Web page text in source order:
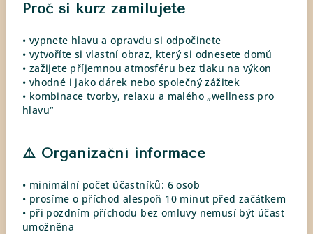
Proč si kurz zamilujete
• vypnete hlavu a opravdu si odpočinete
• vytvoříte si vlastní obraz, který si odnesete domů
• zažijete příjemnou atmosféru bez tlaku na výkon
• vhodné i jako dárek nebo společný zážitek
• kombinace tvorby, relaxu a malého „wellness pro
hlavu“
⚠️ Organizační informace
• minimální počet účastníků: 6 osob
• prosíme o příchod alespoň 10 minut před začátkem
• při pozdním příchodu bez omluvy nemusí být účast
umožněna